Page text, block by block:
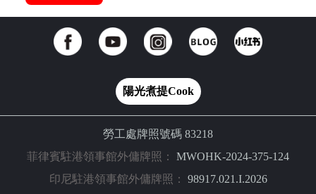
陽光煮提Cook
勞工處牌照號碼 83218
菲律賓駐港領事館外傭牌照： MWOHK-2024-375-124
印尼駐港領事館外傭牌照： 98917.021.I.2026